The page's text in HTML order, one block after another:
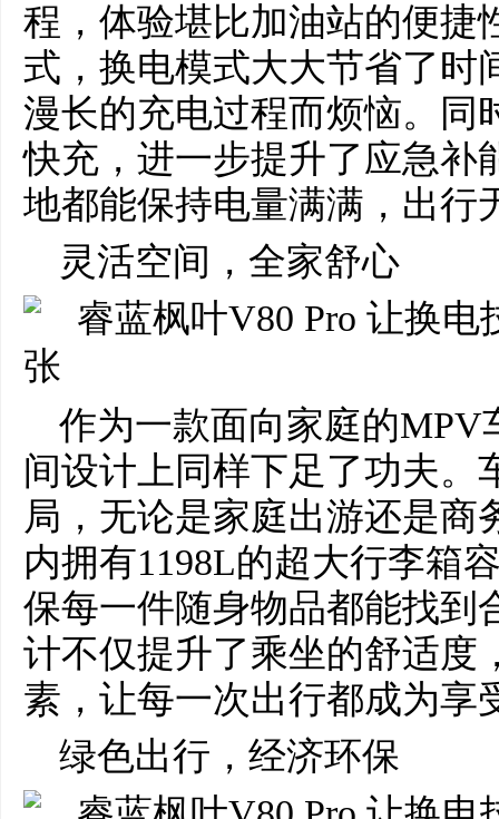
程，体验堪比加油站的便捷
式，换电模式大大节省了时
漫长的充电过程而烦恼。同
快充，进一步提升了应急补
地都能保持电量满满，出行
灵活空间，全家舒心
作为一款面向家庭的MPV
间设计上同样下足了功夫。
局，无论是家庭出游还是商
内拥有1198L的超大行李箱
保每一件随身物品都能找到
计不仅提升了乘坐的舒适度
素，让每一次出行都成为享
绿色出行，经济环保